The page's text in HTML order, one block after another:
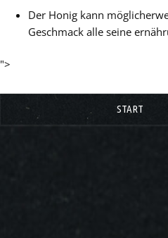
Der Honig kann
Geschmack alle seine
">
START